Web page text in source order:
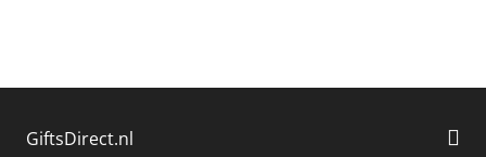
GiftsDirect.nl